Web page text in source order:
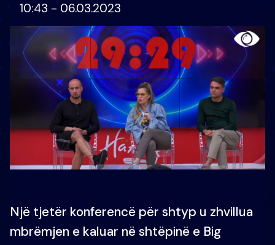
10:43 - 06.03.2023
Një tjetër konferencë për shtyp u zhvillua
mbrëmjen e kaluar në shtëpinë e Big